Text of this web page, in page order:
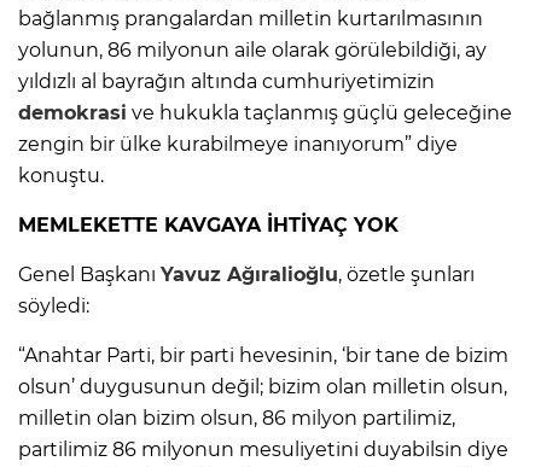
bağlanmış prangalardan milletin kurtarılmasının
yolunun, 86 milyonun aile olarak görülebildiği, ay
yıldızlı al bayrağın altında cumhuriyetimizin
demokrasi ve hukukla taçlanmış güçlü geleceğine
zengin bir ülke kurabilmeye inanıyorum” diye
konuştu.
MEMLEKETTE KAVGAYA İHTİYAÇ YOK
Genel Başkanı Yavuz Ağıralioğlu, özetle şunları
söyledi:
“Anahtar Parti, bir parti hevesinin, ‘bir tane de bizim
olsun’ duygusunun değil; bizim olan milletin olsun,
milletin olan bizim olsun, 86 milyon partilimiz,
partilimiz 86 milyonun mesuliyetini duyabilsin diye